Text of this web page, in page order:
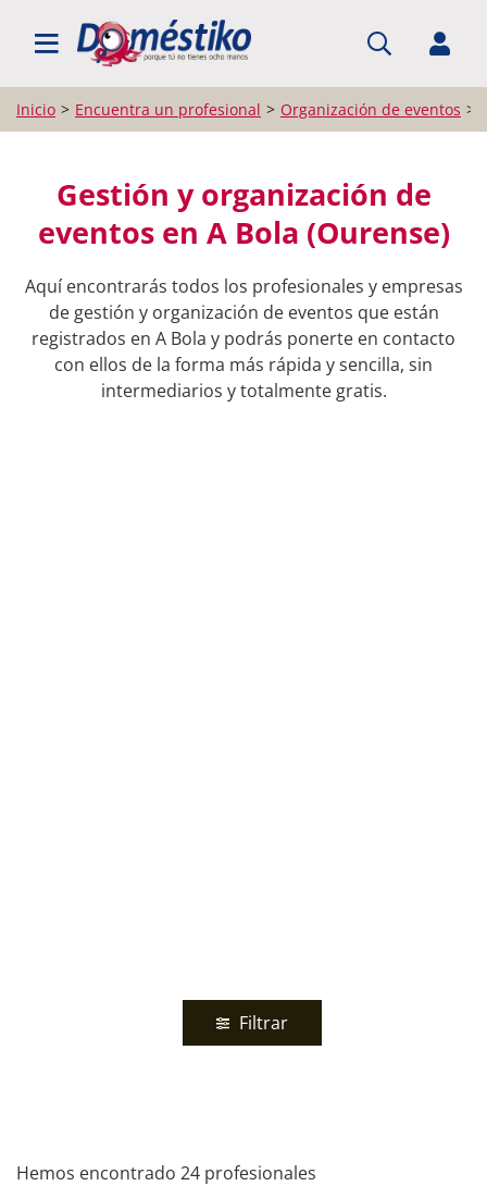
BUSCAR PROFESIONALES
Inicio Encuentra un profesional Organización de eventos
Gestión y organización de
eventos en A Bola (Ourense)
Aquí encontrarás todos los profesionales y empresas
de gestión y organización de eventos que están
registrados en A Bola y podrás ponerte en contacto
con ellos de la forma más rápida y sencilla, sin
intermediarios y totalmente gratis.
Filtrar
Hemos encontrado 24 profesionales